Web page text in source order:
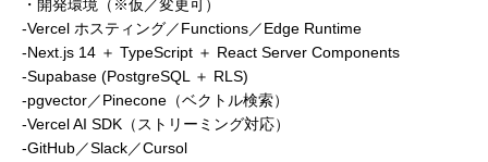
・開発環境（※仮／変更可）
-Vercel ホスティング／Functions／Edge Runtime
-Next.js 14 ＋ TypeScript ＋ React Server Components
-Supabase (PostgreSQL ＋ RLS)
-pgvector／Pinecone（ベクトル検索）
-Vercel AI SDK（ストリーミング対応）
-GitHub／Slack／Cursol